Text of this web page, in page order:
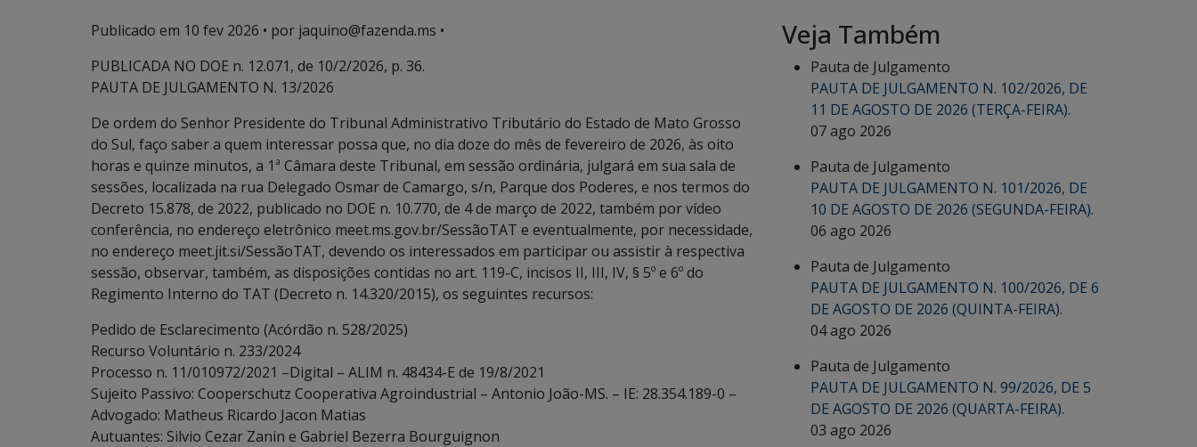
Publicado em 10 fev 2026 • por jaquino@fazenda.ms •
PUBLICADA NO DOE n. 12.071, de 10/2/2026, p. 36.
PAUTA DE JULGAMENTO N. 13/2026
De ordem do Senhor Presidente do Tribunal Administrativo Tributário do Estado de Mato Grosso
do Sul, faço saber a quem interessar possa que, no dia doze do mês de fevereiro de 2026, às oito
horas e quinze minutos, a 1ª Câmara deste Tribunal, em sessão ordinária, julgará em sua sala de
sessões, localizada na rua Delegado Osmar de Camargo, s/n, Parque dos Poderes, e nos termos do
Decreto 15.878, de 2022, publicado no DOE n. 10.770, de 4 de março de 2022, também por vídeo
conferência, no endereço eletrônico meet.ms.gov.br/SessãoTAT e eventualmente, por necessidade,
no endereço meet.jit.si/SessãoTAT, devendo os interessados em participar ou assistir à respectiva
sessão, observar, também, as disposições contidas no art. 119-C, incisos II, III, IV, § 5º e 6º do
Regimento Interno do TAT (Decreto n. 14.320/2015), os seguintes recursos:
Pedido de Esclarecimento (Acórdão n. 528/2025)
Recurso Voluntário n. 233/2024
Processo n. 11/010972/2021 –Digital – ALIM n. 48434-E de 19/8/2021
Sujeito Passivo: Cooperschutz Cooperativa Agroindustrial – Antonio João-MS. – IE: 28.354.189-0 –
Advogado: Matheus Ricardo Jacon Matias
Autuantes: Silvio Cezar Zanin e Gabriel Bezerra Bourguignon
Veja Também
Pauta de Julgamento
PAUTA DE JULGAMENTO N. 102/2026, DE
11 DE AGOSTO DE 2026 (TERÇA-FEIRA).
07 ago 2026
Pauta de Julgamento
PAUTA DE JULGAMENTO N. 101/2026, DE
10 DE AGOSTO DE 2026 (SEGUNDA-FEIRA).
06 ago 2026
Pauta de Julgamento
PAUTA DE JULGAMENTO N. 100/2026, DE 6
DE AGOSTO DE 2026 (QUINTA-FEIRA).
04 ago 2026
Pauta de Julgamento
PAUTA DE JULGAMENTO N. 99/2026, DE 5
DE AGOSTO DE 2026 (QUARTA-FEIRA).
03 ago 2026